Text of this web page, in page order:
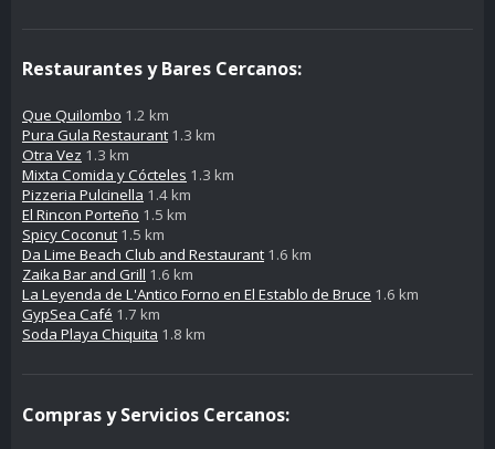
Restaurantes y Bares Cercanos:
Que Quilombo 1.2 km
Pura Gula Restaurant 1.3 km
Otra Vez 1.3 km
Mixta Comida y Cócteles 1.3 km
Pizzeria Pulcinella 1.4 km
El Rincon Porteño 1.5 km
Spicy Coconut 1.5 km
Da Lime Beach Club and Restaurant 1.6 km
Zaika Bar and Grill 1.6 km
La Leyenda de L'Antico Forno en El Establo de Bruce 1.6 km
GypSea Café 1.7 km
Soda Playa Chiquita 1.8 km
Compras y Servicios Cercanos: